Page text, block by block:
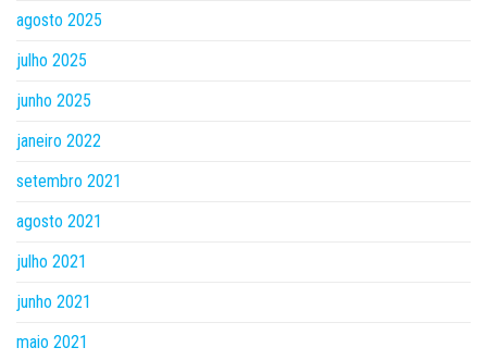
agosto 2025
julho 2025
junho 2025
janeiro 2022
setembro 2021
agosto 2021
julho 2021
junho 2021
maio 2021